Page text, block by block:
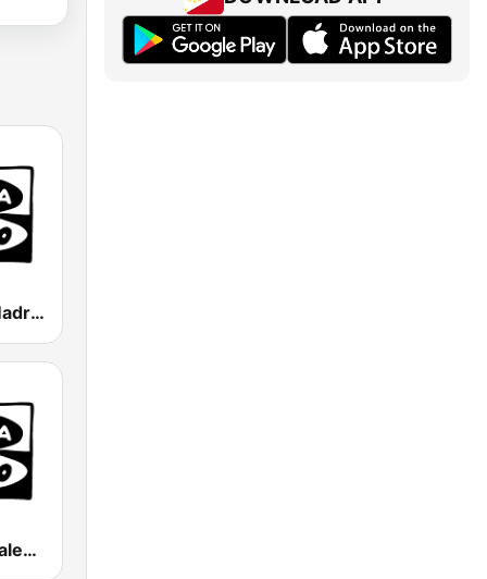
Onda Cero Madrid
Onda Cero Valencia